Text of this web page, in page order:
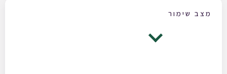
מצב שימור